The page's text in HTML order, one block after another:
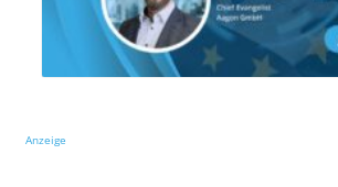
Anzeige